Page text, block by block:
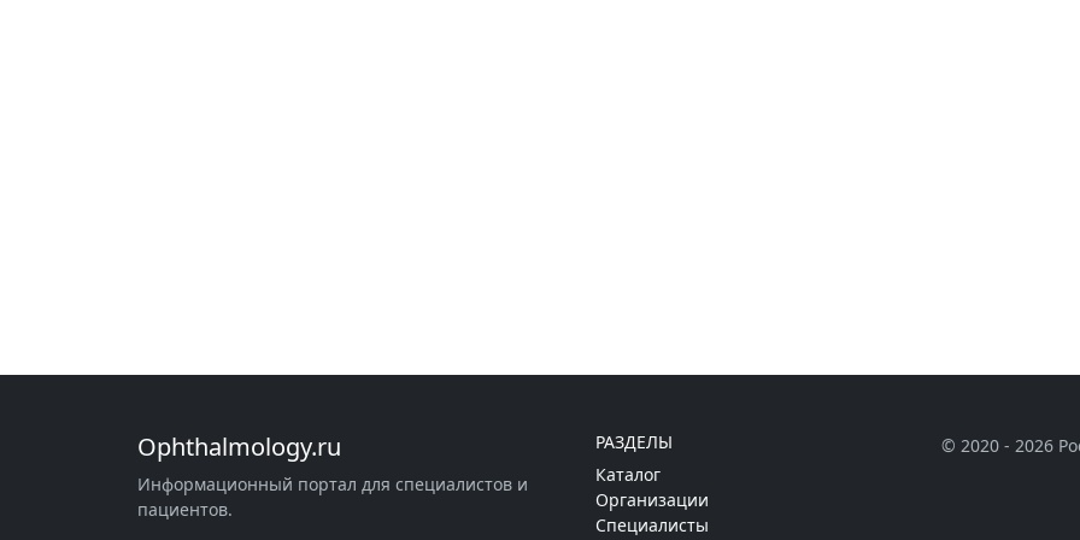
Ophthalmology.ru
Информационный портал для специалистов и
пациентов.
РАЗДЕЛЫ
Каталог
Организации
Специалисты
© 2020 - 2026